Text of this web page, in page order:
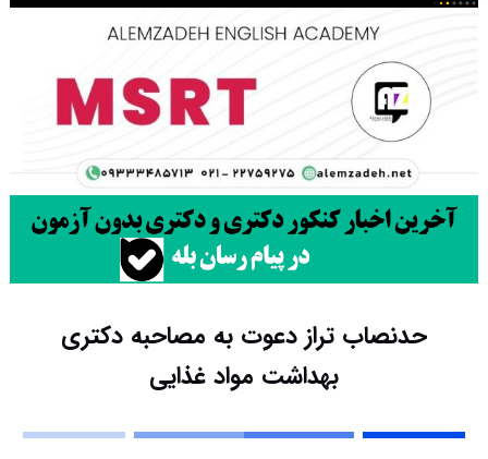
حدنصاب تراز دعوت به مصاحبه دکتری
بهداشت مواد غذایی